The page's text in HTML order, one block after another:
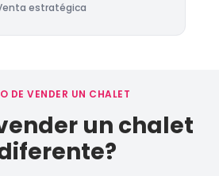
estratégica
DE VENDER UN CHALET
un chalet